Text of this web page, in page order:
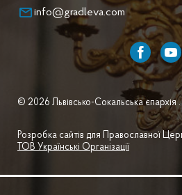
info@gradleva.com
© 2026 Львівсько-Сокальська єпархія .
Розробка сайтів для Православної
ТОВ Українські Організації